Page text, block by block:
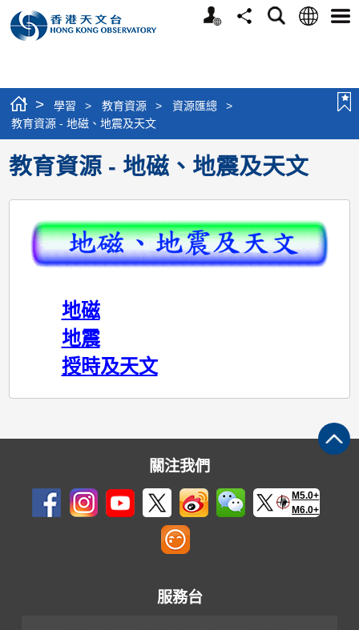
個
分
搜
語
選
> 學習 > 教育資源 > 資源匯總
>
教育資源 - 地磁、地震及天文
教育資源 - 地磁、地震及天文
地磁
地震
授時及天文
關注我們
M5.0+
M6.0+
服務台